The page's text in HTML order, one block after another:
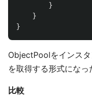
}
}
}
ObjectPoolをインス
を取得する形式になっ
比較